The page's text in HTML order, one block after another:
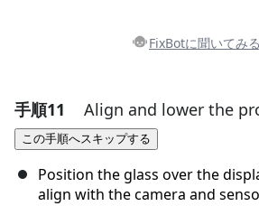
FixBotに聞いてみる
コメントを追加
コメントを追加
手順11 Align and lower the
この手順へスキップする
Position the glass over the
align with the camera and